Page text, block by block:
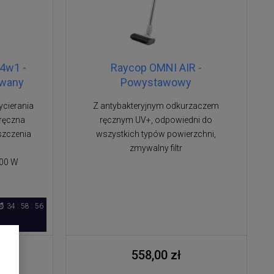
-
W
34 : 58 : 56
Raycop OMNI AIR -
Powystawowy
Z antybakteryjnym odkurzaczem
ręcznym UV+, odpowiedni do
wszystkich typów powierzchni,
zmywalny filtr
558,00 zł